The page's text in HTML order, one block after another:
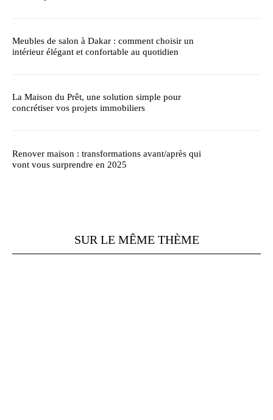
Meubles de salon à Dakar : comment choisir un
intérieur élégant et confortable au quotidien
La Maison du Prêt, une solution simple pour
concrétiser vos projets immobiliers
Renover maison : transformations avant/après qui
vont vous surprendre en 2025
SUR LE MÊME THÈME